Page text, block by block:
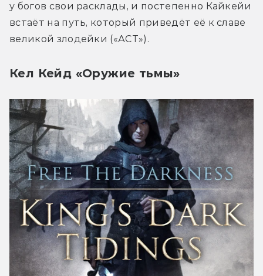
у богов свои расклады, и постепенно Кайкейи
встаёт на путь, который приведёт её к славе
великой злодейки («АСТ»).
Кел Кейд «Оружие тьмы»